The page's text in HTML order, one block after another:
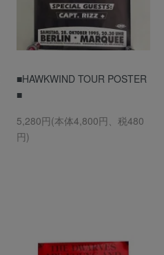
■HAWKWIND TOUR POSTER
■
5,280円(本体4,800円、税480
円)